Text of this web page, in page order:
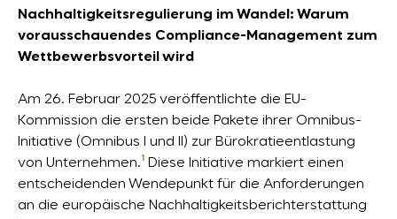
Nachhaltigkeitsregulierung im Wandel: Warum
vorausschauendes Compliance-Management zum
Wettbewerbsvorteil wird
Am 26. Februar 2025 veröffentlichte die EU-
Kommission die ersten beide Pakete ihrer Omnibus-
Initiative (Omnibus I und II) zur Bürokratieentlastung
von Unternehmen.¹ Diese Initiative markiert einen
entscheidenden Wendepunkt für die Anforderungen
an die europäische Nachhaltigkeitsberichterstattung